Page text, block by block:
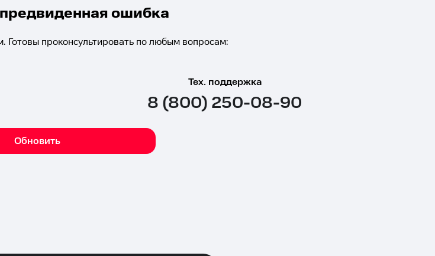
ошибка
Готовы проконсультировать по любым вопросам:
Тех. поддержка
8 (800) 250-08-90
Обновить